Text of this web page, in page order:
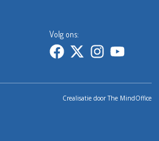
Volg ons:
Crealisatie doorThe MindOffice